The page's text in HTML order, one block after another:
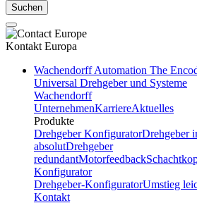
Suchen
Kontakt Europa
Wachendorff Automation The
Universal Drehgeber und Systeme
Wachendorff
UnternehmenKarriereAktuelles
Produkte
Drehgeber KonfiguratorDrehgeber
absolutDrehgeber
redundantMotorfeedback
Konfigurator
Drehgeber-KonfiguratorUmstieg
Kontakt